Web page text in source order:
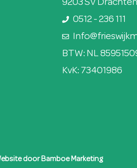
9203 SV Drachten
0512 - 236 111
BTW: NL
KvK: 73401986
door Bamboe Marketing